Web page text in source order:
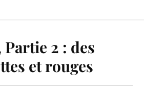
Partie 2 : des
et rouges